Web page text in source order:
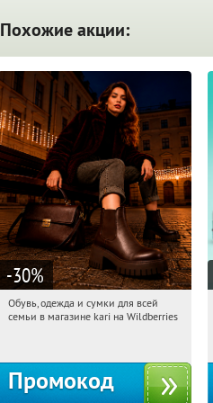
Похожие акции:
-30%
11:13:16 Получили:
Обувь, одежда и сумки для всей
семьи в магазине kari на Wildberries
Промокод